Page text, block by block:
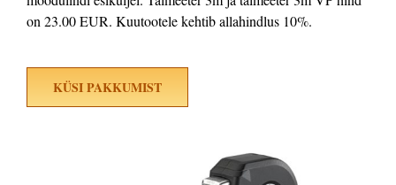
on 23.00 EUR. Kuutootele kehtib allahindlus 10%.
KÜSI PAKKUMIST